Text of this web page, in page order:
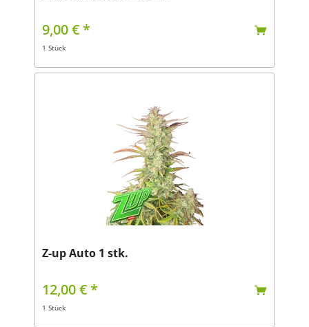
9,00 € *
1 Stück
Z-up Auto 1 stk.
12,00 € *
1 Stück